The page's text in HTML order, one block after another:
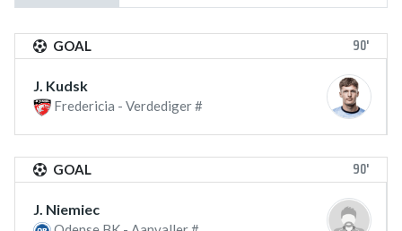
GOAL 90'
J. Kudsk
Fredericia - Verdediger #
GOAL 90'
J. Niemiec